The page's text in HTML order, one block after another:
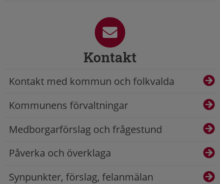
Kontakt
Kontakt med kommun och folkvalda
Kommunens förvaltningar
Medborgarförslag och frågestund
Påverka och överklaga
Synpunkter, förslag, felanmälan